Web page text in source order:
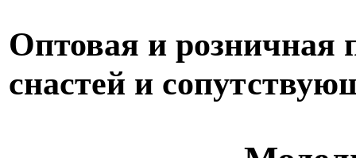
Оптовая и розничная
снастей и